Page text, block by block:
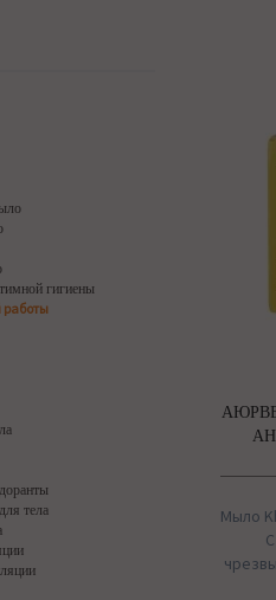
гигиены
тела
Мыло